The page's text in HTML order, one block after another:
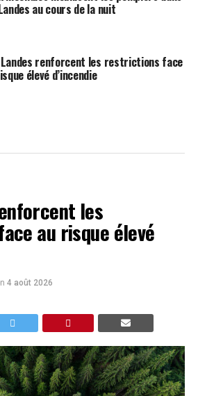
au cours de la nuit
renforcent les restrictions face
élevé d’incendie
les
au risque élevé
4 août 2026